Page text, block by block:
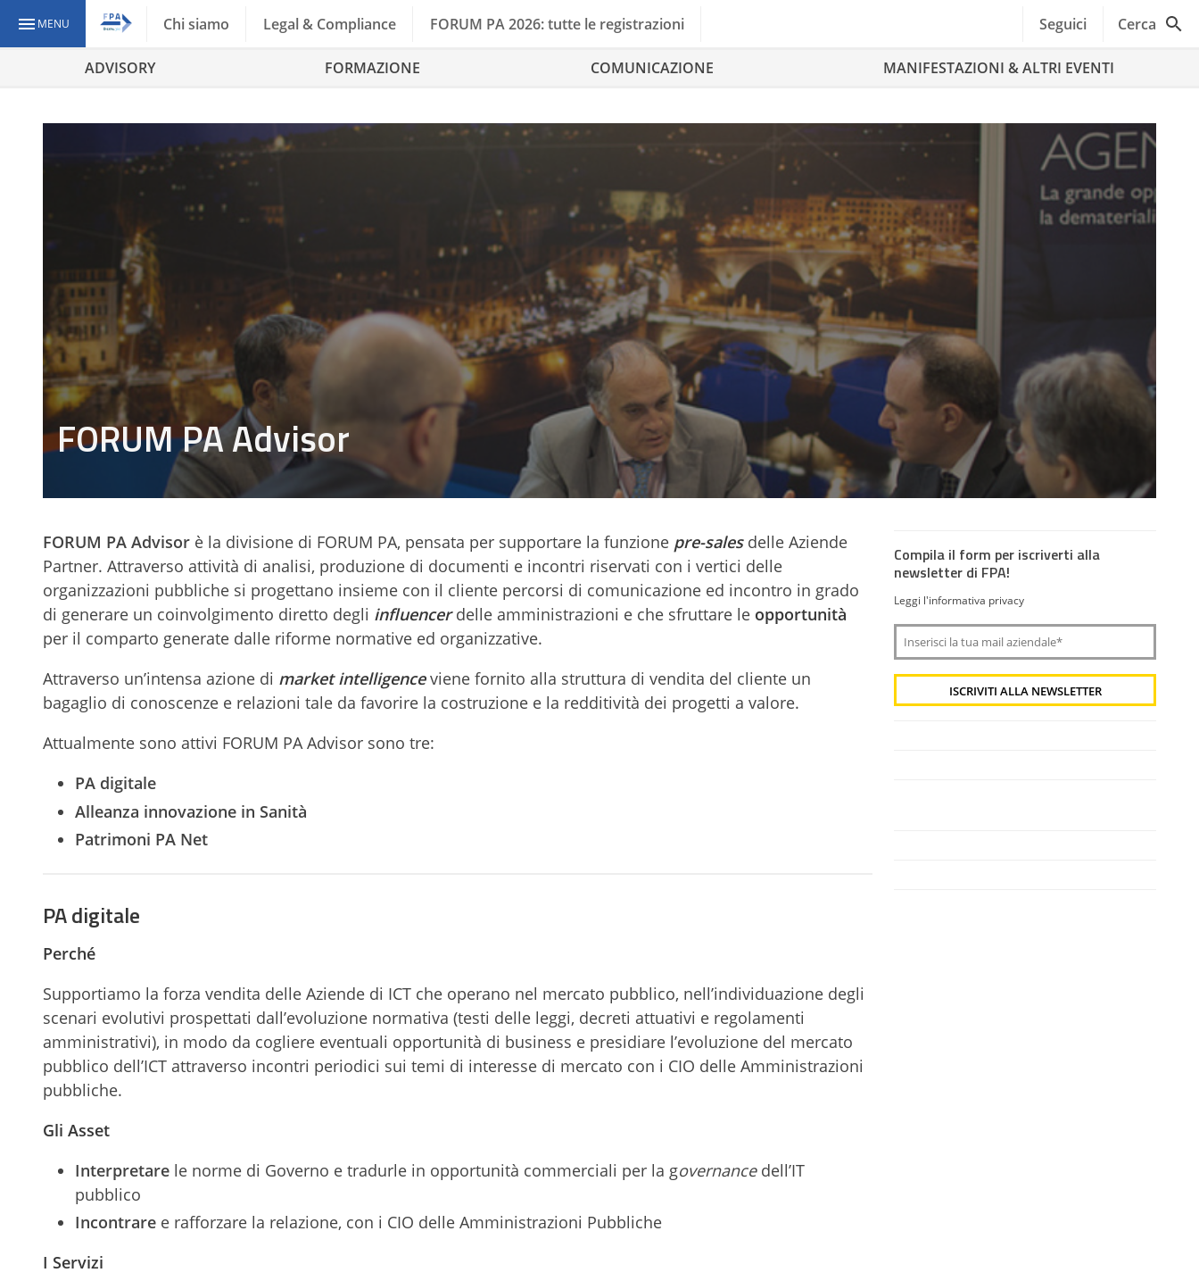
MENU Chi siamo Legal & Compliance FORUM PA 2026: tutte le registrazioni Seguici Cerca
ADVISORY FORMAZIONE COMUNICAZIONE MANIFESTAZIONI & ALTRI EVENTI
FORUM PA Advisor
FORUM PA Advisor è la divisione di FORUM PA, pensata per supportare la funzione pre-salesdelle Aziende
Partner. Attraverso attività di analisi, produzione di documenti e incontri riservati con i vertici delle
organizzazioni pubbliche si progettano insieme con il cliente percorsi di comunicazione ed incontro in grado
di generare un coinvolgimento diretto degli influencer delle amministrazioni e che sfruttare le opportunità
per il comparto generate dalle riforme normative ed organizzative.
Attraverso un’intensa azione di market intelligenceviene fornito alla struttura di vendita del cliente un
bagaglio di conoscenze e relazioni tale da favorire la costruzione e la redditività dei progetti a valore.
Attualmente sono attivi FORUM PA Advisor sono tre:
PA digitale
Alleanza innovazione in Sanità
Patrimoni PA Net
PA digitale
Perché
Supportiamo la forza vendita delle Aziende di ICT che operano nel mercato pubblico, nell’individuazione degli
scenari evolutivi prospettati dall’evoluzione normativa (testi delle leggi, decreti attuativi e regolamenti
amministrativi), in modo da cogliere eventuali opportunità di business e presidiare l’evoluzione del mercato
pubblico dell’ICT attraverso incontri periodici sui temi di interesse di mercato con i CIO delle Amministrazioni
pubbliche.
Gli Asset
Interpretare le norme di Governo e tradurle in opportunità commerciali per la governancedell’IT
pubblico
Incontrare e rafforzare la relazione, con i CIO delle Amministrazioni Pubbliche
I Servizi
Compila il form per iscriverti alla
newsletter di FPA!
Leggi l'informativa privacy